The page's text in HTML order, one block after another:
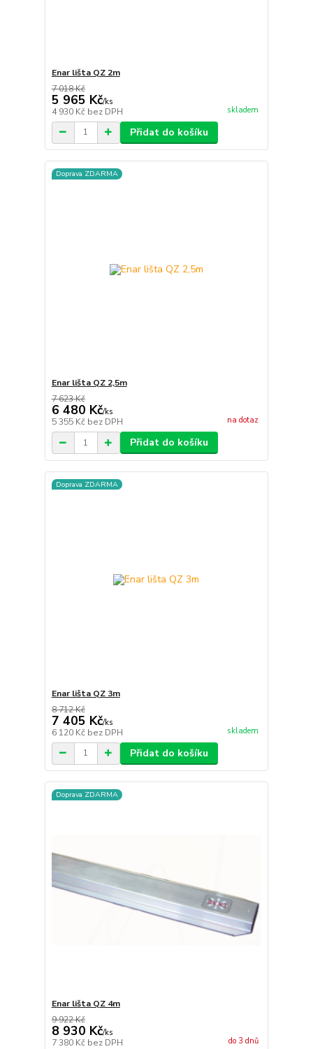
Enar lišta QZ 2m
7 018 Kč
5 965 Kč/ks
4 930 Kč bez DPH skladem
Přidat do košíku
Doprava ZDARMA
Enar lišta QZ 2,5m
7 623 Kč
6 480 Kč/ks
5 355 Kč bez DPH na dotaz
Přidat do košíku
Doprava ZDARMA
Enar lišta QZ 3m
8 712 Kč
7 405 Kč/ks
6 120 Kč bez DPH skladem
Přidat do košíku
Doprava ZDARMA
Enar lišta QZ 4m
9 922 Kč
8 930 Kč/ks
7 380 Kč bez DPH do 3 dnů